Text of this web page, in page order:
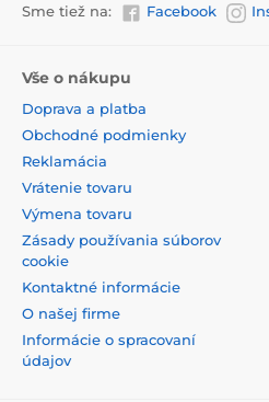
Sme tiež na: Facebook
Vše o nákupu
Doprava a platba
Obchodné podmienky
Reklamácia
Vrátenie tovaru
Výmena tovaru
Zásady používania súborov
cookie
Kontaktné informácie
O našej firme
Informácie o spracovaní
údajov